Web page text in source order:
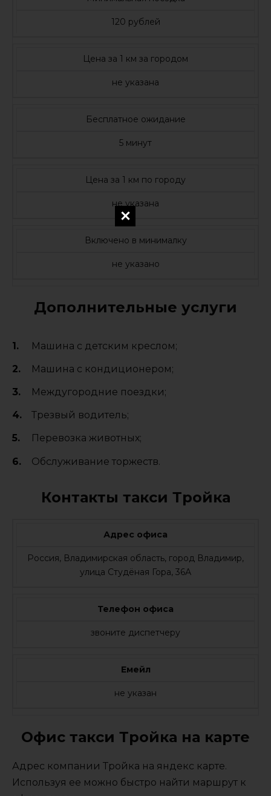
120 рублей
Цена за 1 км за городом
не указана
Бесплатное ожидание
5 минут
Цена за 1 км по городу
не указана
Включено в минималку
не указано
Дополнительные услуги
Машина с детским креслом;
Машина с кондиционером;
Междугородние поездки;
Трезвый водитель;
Перевозка животных;
Обслуживание торжеств.
Контакты такси Тройка
Адрес офиса
Россия, Владимирская область, город Владимир,
улица Студёная Гора, 36А
Телефон офиса
звоните диспетчеру
Емейл
не указан
Офис такси Тройка на карте
Адрес компании Тройка на яндекс карте.
Используя ее можно быстро найти маршрут к